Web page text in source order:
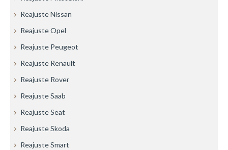
Reajuste Nissan
Reajuste Opel
Reajuste Peugeot
Reajuste Renault
Reajuste Rover
Reajuste Saab
Reajuste Seat
Reajuste Skoda
Reajuste Smart